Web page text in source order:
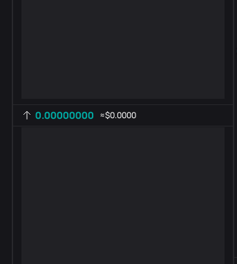
0.00000000 ≈$0.0000